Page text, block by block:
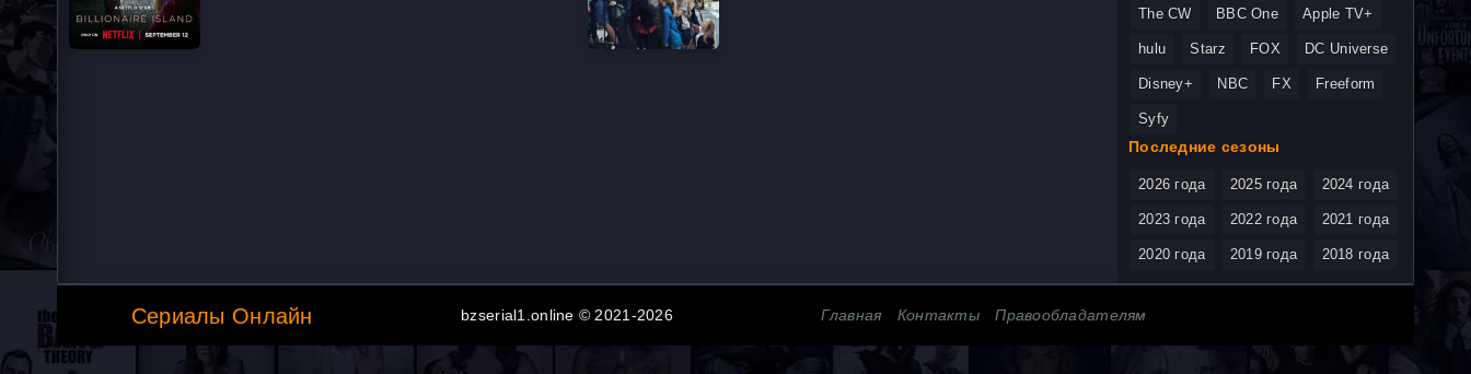
The CW BBC One Apple TV+
hulu Starz FOX DC Universe
Disney+ NBC FX Freeform
Syfy
Последние сезоны
2026 года 2025 года 2024 года
2023 года 2022 года 2021 года
2020 года 2019 года 2018 года
Сериалы Онлайн bzserial1.online © 2021-2026 Главная Контакты Правообладателям